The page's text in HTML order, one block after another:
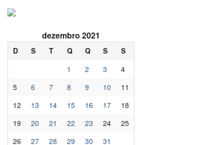
dezembro 2021
D S T Q Q S
S
1
2 3
4
5
6 7 8 9 10
11
12
13 14 15 16 17
18
19
20 21 22 23 24
25
26
27 28 29 30 31